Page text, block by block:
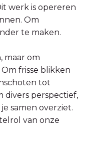
werk is opereren
Om
te maken.
maar om
frisse blikken
tot
divers perspectief,
samen overziet.
van onze